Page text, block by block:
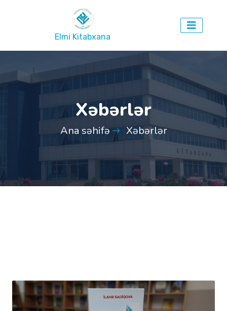
Elmi Kitabxana
Xəbərlər
Ana səhifə Xəbərlər